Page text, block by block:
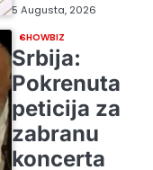
5 Augusta, 2026
SHOWBIZ
Srbija:
Pokrenuta
peticija za
zabranu
koncerta